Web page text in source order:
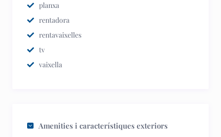
planxa
rentadora
rentavaixelles
tv
vaixella
Amenities i característiques exteriors